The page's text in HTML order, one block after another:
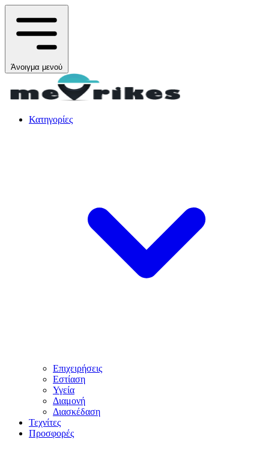
Άνοιγμα μενού
Κατηγορίες
Επιχειρήσεις
Εστίαση
Υγεία
Διαμονή
Διασκέδαση
Τεχνίτες
Προσφορές